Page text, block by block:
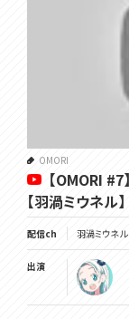
そして不定期では
よろしければぜひ✨
加入はこちらから
✿･････････････
分類：うずモンスタ
タイプ：みず
高さ：1.33m
特性：おしゃべり
Twitter：https://
ファンアート：#は
※活動に使わせてい
配信感想：#見ルネル
ファンネーム：うず
OMORI
【OMORI
【羽渦ミウネル】
配信ch 羽渦ミウネ
出演